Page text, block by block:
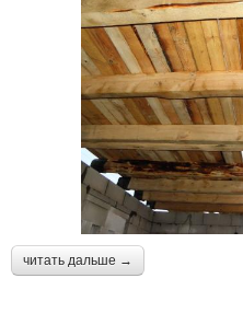
читать дальше →